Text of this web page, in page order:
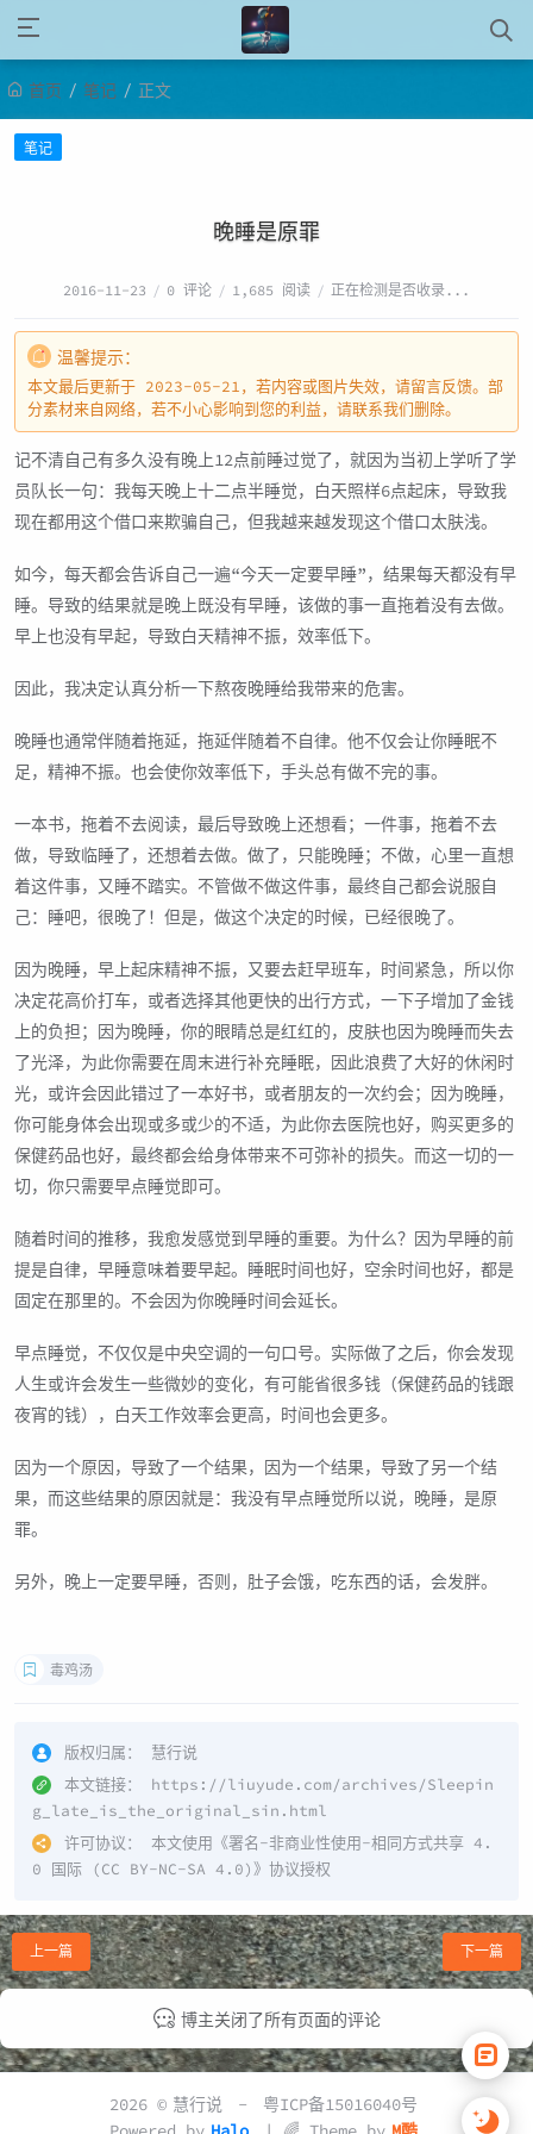
首页 / 笔记 / 正文
笔记
晚睡是原罪
2016-11-23 / 0 评论 / 1,685 阅读 / 正在检测是否收录...
温馨提示：
本文最后更新于 2023-05-21，若内容或图片失效，请留言反馈。部
分素材来自网络，若不小心影响到您的利益，请联系我们删除。
记不清自己有多久没有晚上12点前睡过觉了，就因为当初上学听了学
员队长一句：我每天晚上十二点半睡觉，白天照样6点起床，导致我
现在都用这个借口来欺骗自己，但我越来越发现这个借口太肤浅。
如今，每天都会告诉自己一遍“今天一定要早睡”，结果每天都没有早
睡。导致的结果就是晚上既没有早睡，该做的事一直拖着没有去做。
早上也没有早起，导致白天精神不振，效率低下。
因此，我决定认真分析一下熬夜晚睡给我带来的危害。
晚睡也通常伴随着拖延，拖延伴随着不自律。他不仅会让你睡眠不
足，精神不振。也会使你效率低下，手头总有做不完的事。
一本书，拖着不去阅读，最后导致晚上还想看；一件事，拖着不去
做，导致临睡了，还想着去做。做了，只能晚睡；不做，心里一直想
着这件事，又睡不踏实。不管做不做这件事，最终自己都会说服自
己：睡吧，很晚了！但是，做这个决定的时候，已经很晚了。
因为晚睡，早上起床精神不振，又要去赶早班车，时间紧急，所以你
决定花高价打车，或者选择其他更快的出行方式，一下子增加了金钱
上的负担；因为晚睡，你的眼睛总是红红的，皮肤也因为晚睡而失去
了光泽，为此你需要在周末进行补充睡眠，因此浪费了大好的休闲时
光，或许会因此错过了一本好书，或者朋友的一次约会；因为晚睡，
你可能身体会出现或多或少的不适，为此你去医院也好，购买更多的
保健药品也好，最终都会给身体带来不可弥补的损失。而这一切的一
切，你只需要早点睡觉即可。
随着时间的推移，我愈发感觉到早睡的重要。为什么？因为早睡的前
提是自律，早睡意味着要早起。睡眠时间也好，空余时间也好，都是
固定在那里的。不会因为你晚睡时间会延长。
早点睡觉，不仅仅是中央空调的一句口号。实际做了之后，你会发现
人生或许会发生一些微妙的变化，有可能省很多钱（保健药品的钱跟
夜宵的钱），白天工作效率会更高，时间也会更多。
因为一个原因，导致了一个结果，因为一个结果，导致了另一个结
果，而这些结果的原因就是：我没有早点睡觉所以说，晚睡，是原
罪。
另外，晚上一定要早睡，否则，肚子会饿，吃东西的话，会发胖。
毒鸡汤
版权归属：
慧行说
本文链接：
https://liuyude.com/archives/Sleepin
g_late_is_the_original_sin.html
许可协议：
本文使用《署名-非商业性使用-相同方式共享 4.
0 国际 (CC BY-NC-SA 4.0)》协议授权
上一篇 下一篇
博主关闭了所有页面的评论
2026 © 慧行说 -
粤ICP备15016040号